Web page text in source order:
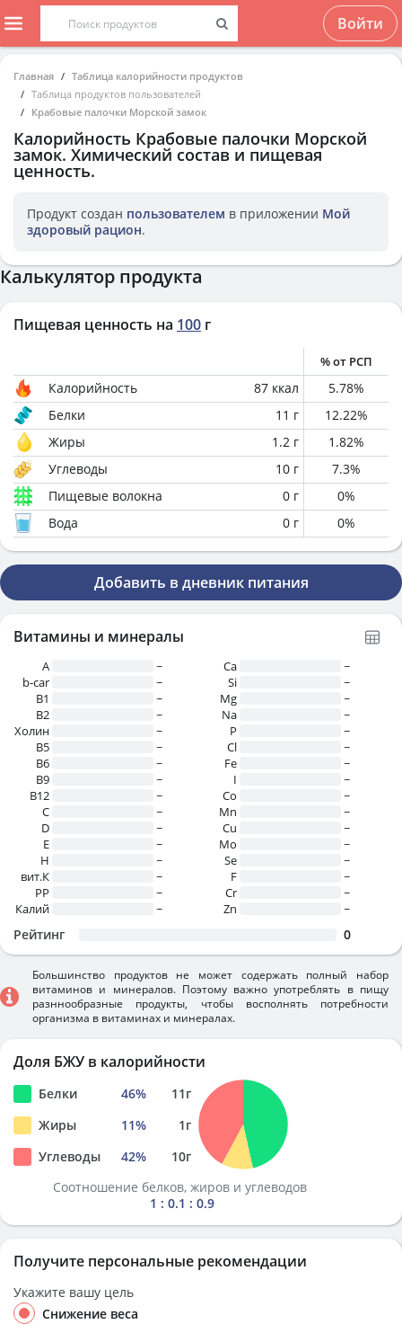
Войти
Главная
Таблица калорийности продуктов
Таблица продуктов пользователей
Крабовые палочки Морской замок
Калорийность Крабовые палочки Морской
замок. Химический состав и пищевая
ценность.
Продукт создан пользователем в приложении Мой
здоровый рацион.
Калькулятор продукта
Пищевая ценность на 100 г
% от РСП
Калорийность 87 ккал 5.78%
Белки
11 г 12.22%
Жиры
1.2 г 1.82%
Углеводы
10 г 7.3%
Пищевые волокна
0 г 0%
Вода
0 г 0%
Добавить в дневник питания
Витамины и минералы
A
~
b-car
~
В1
~
B2
~
Холин
~
B5
~
B6
~
B9
~
B12
~
C
~
D
~
E
~
H
~
вит.К
~
PP
~
Калий
~
Ca
~
Si
~
Mg
~
Na
~
P
~
Cl
~
Fe
~
I
~
Co
~
Mn
~
Cu
~
Mo
~
Se
~
F
~
Cr
~
Zn
~
Рейтинг 0
Большинство продуктов не может содержать полный набор
витаминов и минералов. Поэтому важно употреблять в пищу
разннообразные продукты, чтобы восполнять потребности
организма в витаминах и минералах.
Доля БЖУ в калорийности
Белки 46% 11г
Жиры
11% 1г
Углеводы
42% 10г
Соотношение белков, жиров и углеводов
1 : 0.1 : 0.9
Получите персональные рекомендации
Укажите вашу цель
Снижение веса